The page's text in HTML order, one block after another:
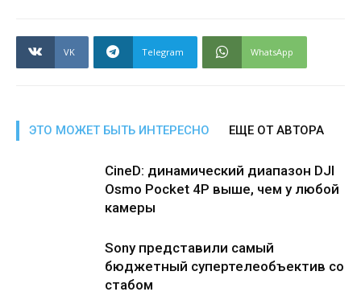
VK Telegram WhatsApp
ЭТО МОЖЕТ БЫТЬ ИНТЕРЕСНО ЕЩЕ ОТ АВТОРА
CineD: динамический диапазон DJI
Osmo Pocket 4P выше, чем у любой
камеры
Sony представили самый
бюджетный супертелеобъектив со
стабом